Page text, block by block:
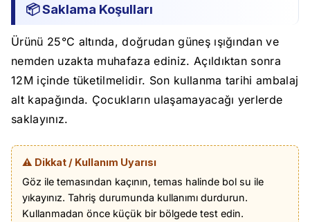
📦 Saklama Koşulları
Ürünü 25°C altında, doğrudan güneş ışığından ve
nemden uzakta muhafaza ediniz. Açıldıktan sonra
12M içinde tüketilmelidir. Son kullanma tarihi ambalaj
alt kapağında. Çocukların ulaşamayacağı yerlerde
saklayınız.
⚠️ Dikkat / Kullanım Uyarısı
Göz ile temasından kaçının, temas halinde bol su ile
yıkayınız. Tahriş durumunda kullanımı durdurun.
Kullanmadan önce küçük bir bölgede test edin.